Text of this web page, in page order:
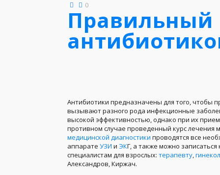
0
Правильный
Антибиотики предназначены для того, чтобы
вызывают разного рода инфекционные
высокой эффективностью, однако при их
противном случае проведенный курс лечения
медицинской диагностики проводятся все
аппарате УЗИ и ЭКГ, а также можно
специалистам для взрослых: терапевту,
Александров, Киржач.